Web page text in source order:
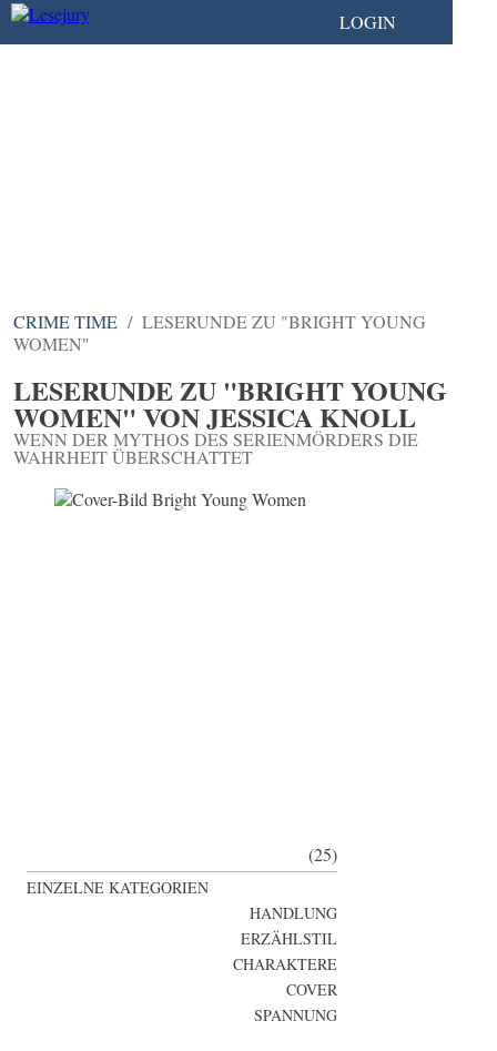
LOGIN
CRIME TIME
LESERUNDE ZU "BRIGHT YOUNG
WOMEN"
LESERUNDE ZU "BRIGHT YOUNG
WOMEN" VON JESSICA KNOLL
WENN DER MYTHOS DES SERIENMÖRDERS DIE
WAHRHEIT ÜBERSCHATTET
(25)
EINZELNE KATEGORIEN
HANDLUNG
ERZÄHLSTIL
CHARAKTERE
COVER
SPANNUNG